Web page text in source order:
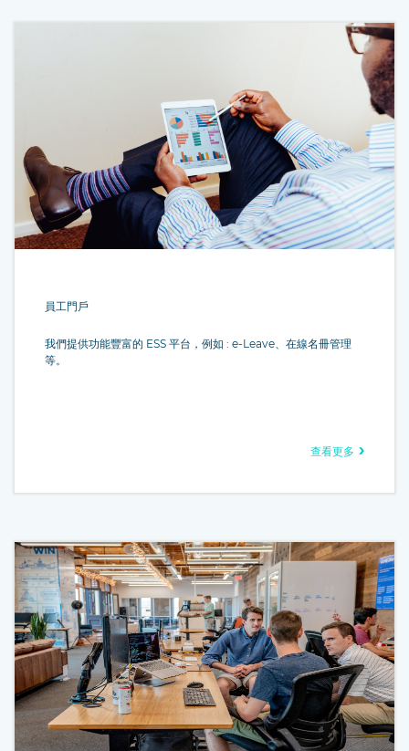
員工門戶
我們提供功能豐富的 ESS 平台，例如 : e-Leave、在線名冊管理
等。
查看更多